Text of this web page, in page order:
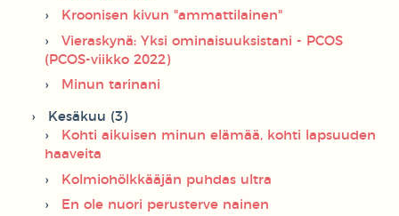
Kroonisen kivun "ammattilainen"
Vieraskynä: Yksi ominaisuuksistani - PCOS
(PCOS-viikko 2022)
Minun tarinani
Kesäkuu (3)
Kohti aikuisen minun elämää, kohti lapsuuden
haaveita
Kolmiohölkkääjän puhdas ultra
En ole nuori perusterve nainen